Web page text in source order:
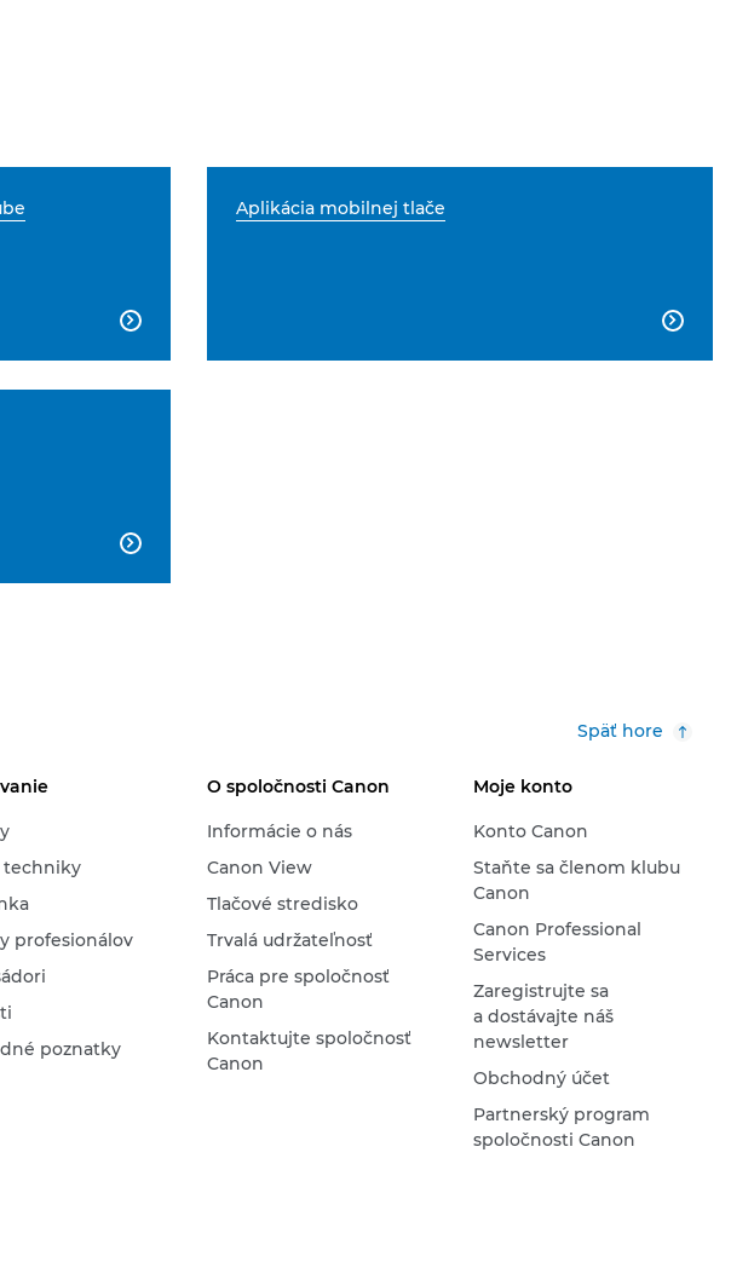

Aplikácia mobilnej tlače


Späť hore
techniky
profesionálov
poznatky
O spoločnosti Canon
Informácie o nás
Canon View
Tlačové stredisko
Trvalá udržateľnosť
Práca pre spoločnosť
Canon
Kontaktujte spoločnosť
Canon
Moje konto
Konto Canon
Staňte sa členom klubu
Canon
Canon Professional
Services
Zaregistrujte sa
a dostávajte náš
newsletter
Obchodný účet
Partnerský program
spoločnosti Canon